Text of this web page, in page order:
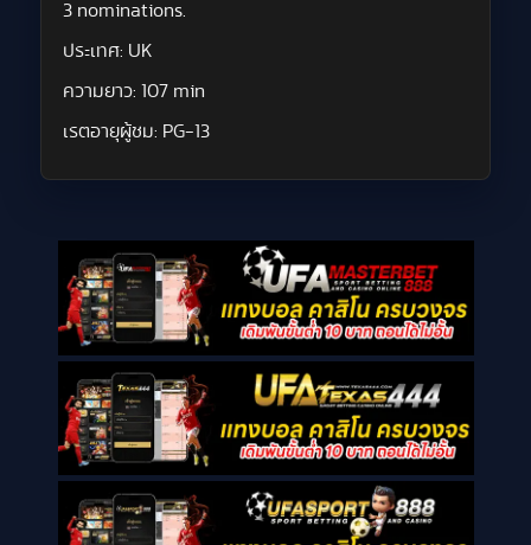
3 nominations.
ประเทศ: UK
ความยาว: 107 min
เรตอายุผู้ชม: PG-13